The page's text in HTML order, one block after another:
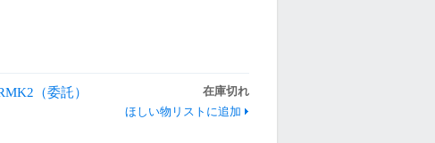
（委託）
在庫切れ
ほしい物リストに追加